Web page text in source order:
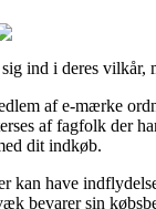
ind i deres vilkår,
af e-mærke
af fagfolk der
dit indkøb.
have
bevarer sin